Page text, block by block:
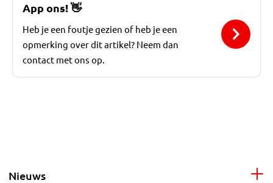
App ons!👋
Heb je een foutje gezien of heb je een
opmerking over dit artikel? Neem dan
contact met ons op.
Nieuws